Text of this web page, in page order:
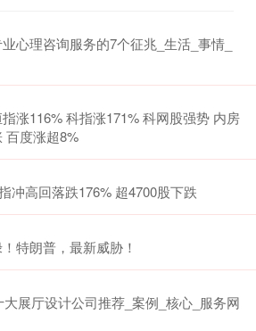
心理咨询服务的7个征兆_生活_事情_
涨116% 科指涨171% 科网股强势 内房
百度涨超8%
冲高回落跌176% 超4700股下跌
特朗普，最新威胁！
展厅设计公司推荐_案例_核心_服务网